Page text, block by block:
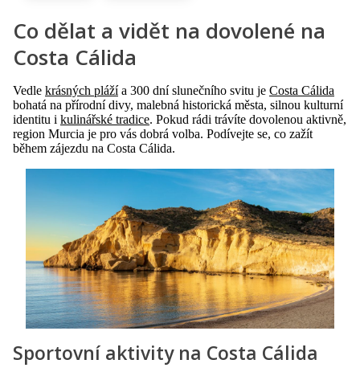
Co dělat a vidět na dovolené na
Costa Cálida
Vedle krásných plážía 300 dní slunečního svitu je Costa Cálida
bohatá na přírodní divy, malebná historická města, silnou kulturní
identitu i kulinářské tradice. Pokud rádi trávíte dovolenou aktivně,
region Murcia je pro vás dobrá volba. Podívejte se, co zažít
během zájezdu na Costa Cálida.
Sportovní aktivity na Costa Cálida